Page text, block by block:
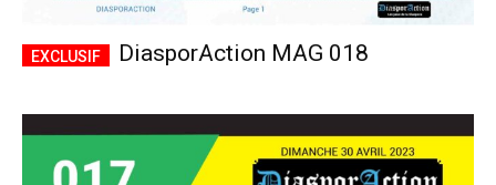
DiasporAction MAG 018